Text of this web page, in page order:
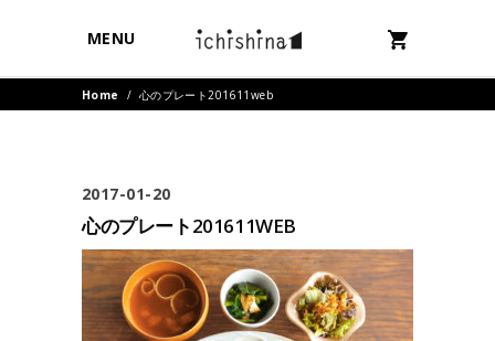
MENU
Home / 心のプレート201611web
2017-01-20
心のプレート201611WEB